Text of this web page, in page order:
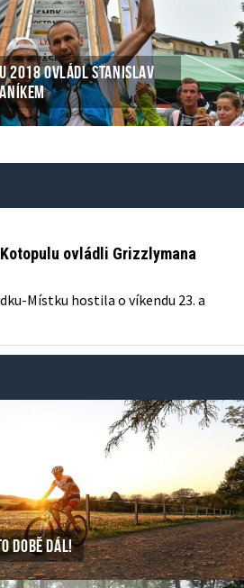
2018 OVLÁDL STANISLAV
ovládli Grizzlymana
Místku hostila o víkendu 23. a
DOBĚ DÁL!